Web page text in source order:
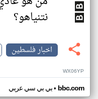
نتنياهو؟
اخبار فلسطين
WX06YP
بي بي سي عربي• bbc.com